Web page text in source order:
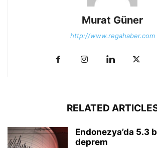
Murat Güner
http://www.regahaber.com
RELATED
Endonezya’da 5.3
deprem